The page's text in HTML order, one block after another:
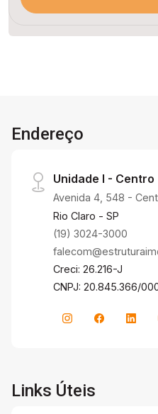
Endereço
Unidade I - Centro
Avenida 4, 548 -
Rio Claro - SP
(19) 3024-3000
Creci: 26.216-J
CNPJ: 20.845.366/
Links Úteis